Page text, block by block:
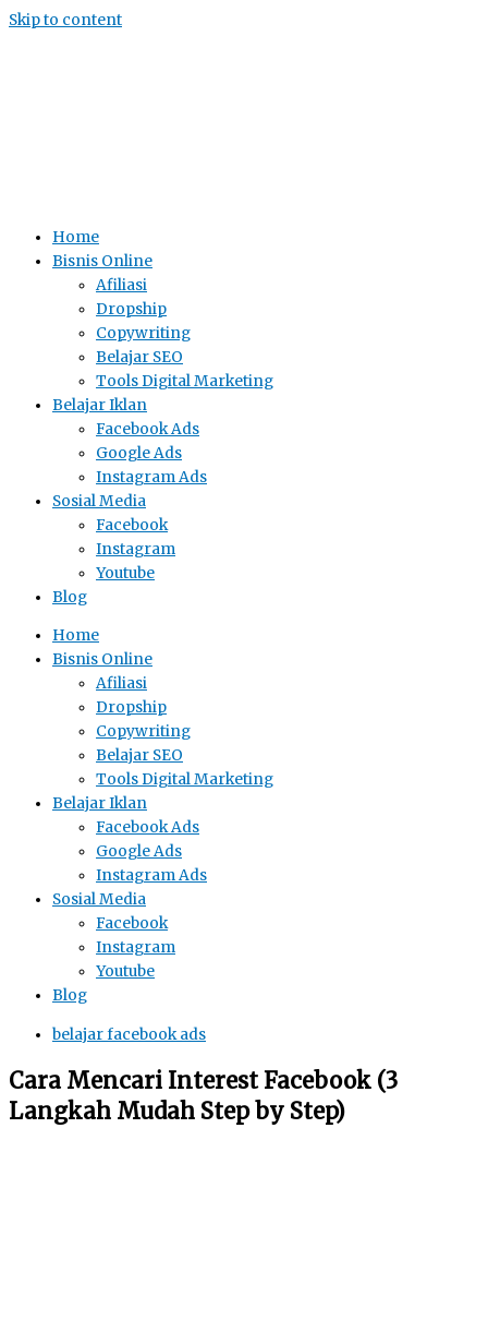
Skip to content
Home
Bisnis Online
Afiliasi
Dropship
Copywriting
Belajar SEO
Tools Digital Marketing
Belajar Iklan
Facebook Ads
Google Ads
Instagram Ads
Sosial Media
Facebook
Instagram
Youtube
Blog
Home
Bisnis Online
Afiliasi
Dropship
Copywriting
Belajar SEO
Tools Digital Marketing
Belajar Iklan
Facebook Ads
Google Ads
Instagram Ads
Sosial Media
Facebook
Instagram
Youtube
Blog
belajar facebook ads
Cara Mencari Interest Facebook (3
Langkah Mudah Step by Step)